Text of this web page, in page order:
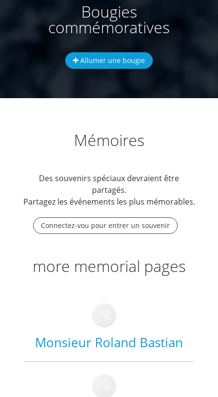
Bougies
commémoratives
Allumer une bougie
Mémoires
Des souvenirs spéciaux devraient être
partagés.
Partagez les événements les plus mémorables.
Connectez-vou pour entrer un souvenir
more memorial pages
Monsieur Roland Bastian